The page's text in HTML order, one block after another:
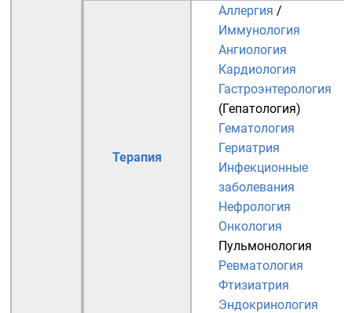
Терапия
Аллергия /
Иммунология
Ангиология
Кардиология
Гастроэнтерология
(Гепатология)
Гематология
Гериатрия
Инфекционные
заболевания
Нефрология
Онкология
Пульмонология
Ревматология
Фтизиатрия
Эндокринология